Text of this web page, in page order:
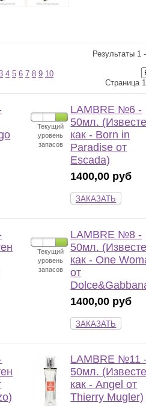
Результаты 1
4 5 6 7 8 9 10
Страница
Текущий
уровень
запасов
LAMBRE №6 -
50мл.
как - Born in
Paradise от
Escada)
1400,00 руб
ЗАКАЗАТЬ
Текущий
уровень
запасов
LAMBRE №8 -
50мл.
как - One
от
1400,00 руб
ЗАКАЗАТЬ
LAMBRE №11
50мл.
как - Angel от
Thierry Mugler)